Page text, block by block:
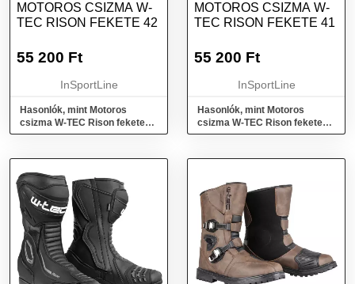
MOTOROS CSIZMA W-
TEC RISON FEKETE 42
55 200 Ft
InSportLine
Hasonlók, mint Motoros
csizma W-TEC Rison fekete
42
MOTOROS CSIZMA W-
TEC RISON FEKETE 41
55 200 Ft
InSportLine
Hasonlók, mint Motoros
csizma W-TEC Rison fekete
41